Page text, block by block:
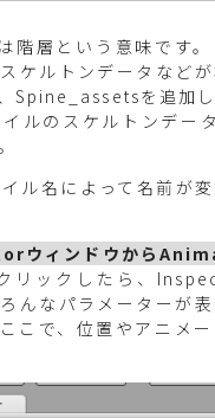
階層という意味です。
ケルトンデータなど
Spine_assetsを追加
ルのスケルトンデー
ル名によって名前が
ウィンドウから
リックしたら、
んなパラメーターが
こで、位置やアニメ